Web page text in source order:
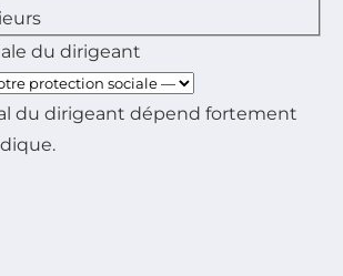
du dirigeant
du dirigeant dépend fortement